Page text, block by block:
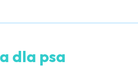
dla psa